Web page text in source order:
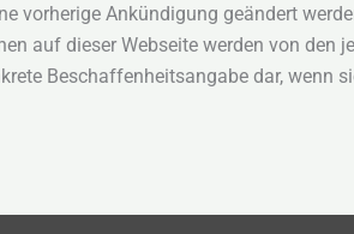
vorherige Ankündigung geändert
auf dieser Webseite werden von
Beschaffenheitsangabe dar,